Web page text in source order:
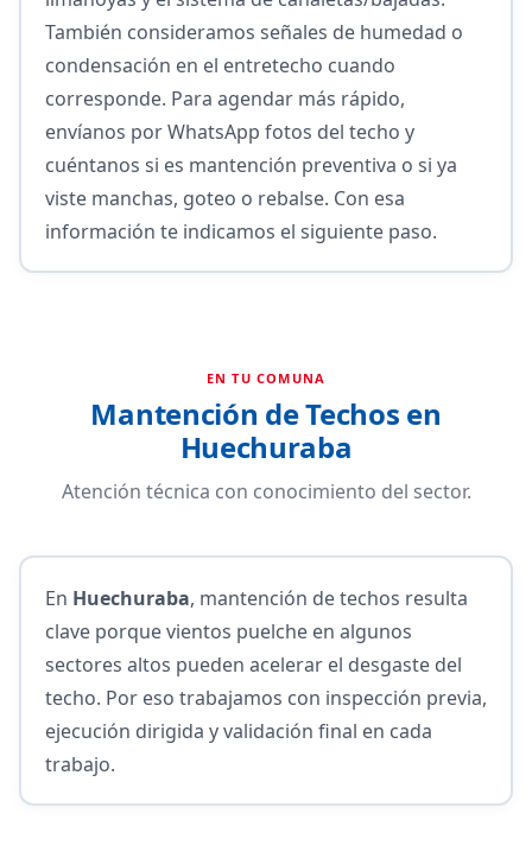
También consideramos señales de humedad o
condensación en el entretecho cuando
corresponde. Para agendar más rápido,
envíanos por WhatsApp fotos del techo y
cuéntanos si es mantención preventiva o si ya
viste manchas, goteo o rebalse. Con esa
información te indicamos el siguiente paso.
EN TU COMUNA
Mantención de Techos en
Huechuraba
Atención técnica con conocimiento del sector.
En Huechuraba, mantención de techos resulta
clave porque vientos puelche en algunos
sectores altos pueden acelerar el desgaste del
techo. Por eso trabajamos con inspección previa,
ejecución dirigida y validación final en cada
trabajo.